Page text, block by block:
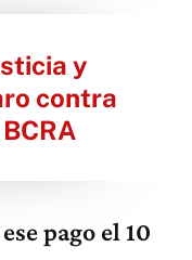
y
contra
pago el 10